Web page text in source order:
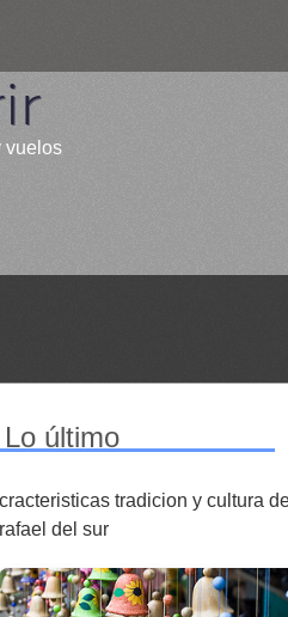
vuelos
Lo último
cracteristicas tradicion y cultura
rafael del sur